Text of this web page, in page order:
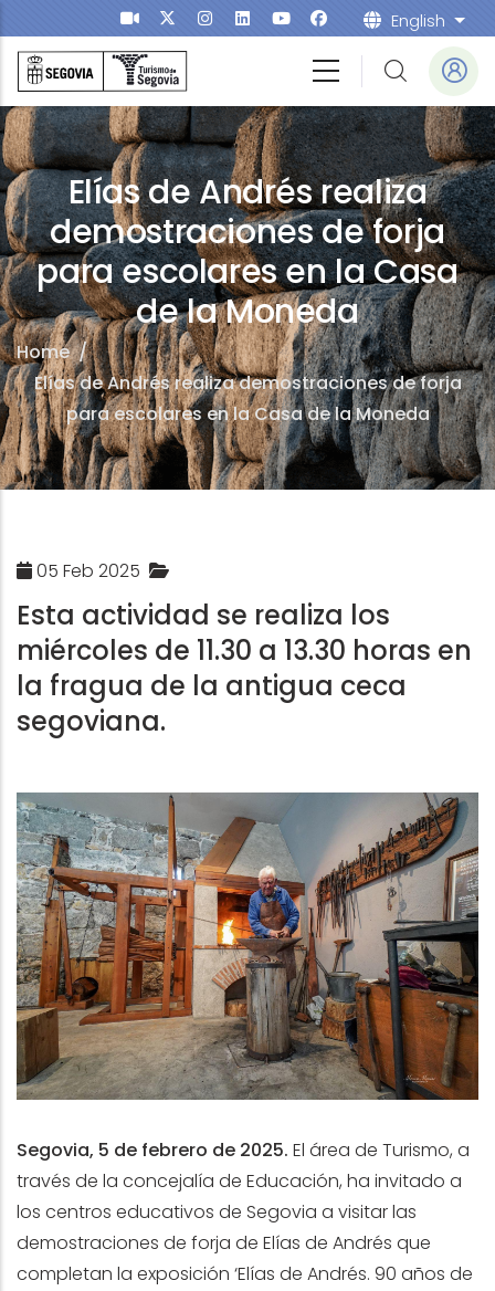
Skip to main content English List
Elías de Andrés realiza
demostraciones de forja
para escolares en la Casa
de la Moneda
Home/
Elías de Andrés realiza demostraciones de forja
para escolares en la Casa de la Moneda
05 Feb 2025
Esta actividad se realiza los
miércoles de 11.30 a 13.30 horas en
la fragua de la antigua ceca
segoviana.
Segovia, 5 de febrero de 2025. El área de Turismo, a
través de la concejalía de Educación, ha invitado a
los centros educativos de Segovia a visitar las
demostraciones de forja de Elías de Andrés que
completan la exposición ‘Elías de Andrés. 90 años de